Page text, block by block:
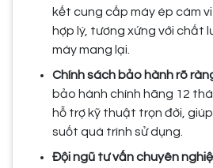
kết cung cấp máy ép cám
hợp lý, tương xứng với chất
máy mang lại.
Chính sách bảo hành rõ
bảo hành chính hãng 12
hỗ trợ kỹ thuật trọn đời,
suốt quá trình sử dụng.
Đội ngũ tư vấn chuyên